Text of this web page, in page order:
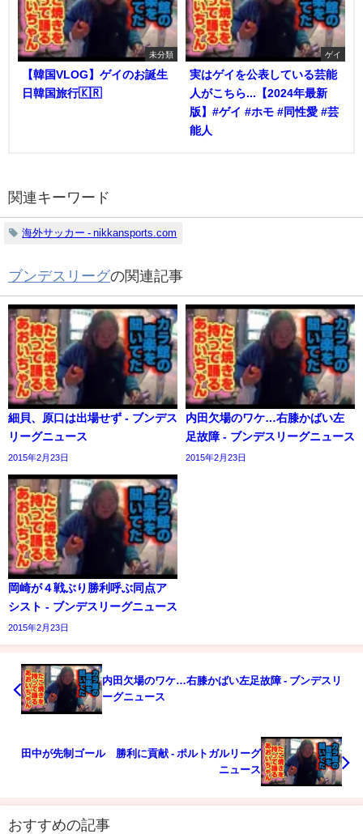
未分類
【韓国VLOG】ゲイのお誕生
日韓国旅行🇰🇷
ゲイ
実はゲイを公表している芸能
人がこちら...【2024年最新
版】#ゲイ #ホモ #同性愛 #芸
能人
関連キーワード
海外サッカー - nikkansports.com
ブンデスリーグの関連記事
細貝、原口は出場せず - ブンデス
リーグニュース
2015年2月23日
内田欠場のワケ…右膝かばい左
足故障 - ブンデスリーグニュース
2015年2月23日
岡崎が４戦ぶり勝利呼ぶ同点ア
シスト - ブンデスリーグニュース
2015年2月23日
内田欠場のワケ…右膝かばい左足故障 - ブンデスリ
ーグニュース
田中が先制ゴール 勝利に貢献 - ポルトガルリーグ
ニュース
おすすめの記事